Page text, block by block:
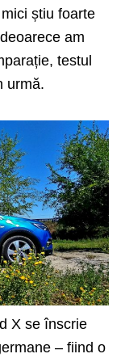
știu foarte
am
testul
urmă.
X se înscrie
– fiind o